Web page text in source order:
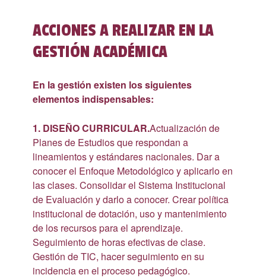
ACCIONES A REALIZAR EN LA
GESTIÓN ACADÉMICA
En la gestión existen los siguientes
elementos indispensables:
1. DISEÑO CURRICULAR.Actualización de
Planes de Estudios que respondan a
lineamientos y estándares nacionales. Dar a
conocer el Enfoque Metodológico y aplicarlo en
las clases. Consolidar el Sistema Institucional
de Evaluación y darlo a conocer. Crear política
institucional de dotación, uso y mantenimiento
de los recursos para el aprendizaje.
Seguimiento de horas efectivas de clase.
Gestión de TIC, hacer seguimiento en su
incidencia en el proceso pedagógico.